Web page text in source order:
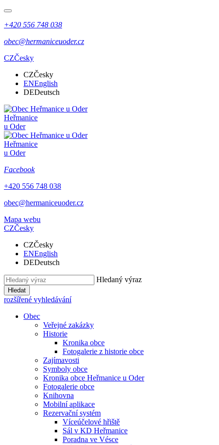
+420 556 748 038
obec@hermaniceuoder.cz
CZČesky
CZČesky
ENEnglish
DEDeutsch
Heřmanice
u Oder
Heřmanice
u Oder
Facebook
+420 556 748 038
obec@hermaniceuoder.cz
Mapa webu
CZČesky
CZČesky
ENEnglish
DEDeutsch
Hledaný výraz
Hledat
rozšířené vyhledávání
Obec
Veřejné zakázky
Historie
Kronika obce
Fotogalerie z historie obce
Zajímavosti
Symboly obce
Kronika obce Heřmanice u Oder
Fotogalerie obce
Knihovna
Mobilní aplikace
Rezervační systém
Víceúčelové hřiště
Sál v KD Heřmanice
Poradna ve Vésce